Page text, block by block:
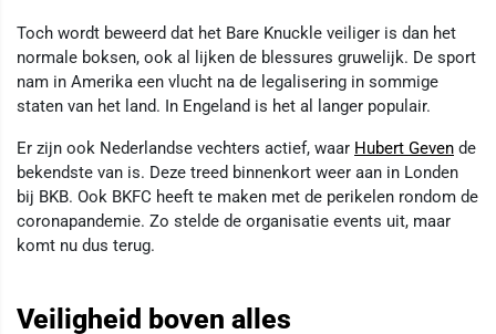
Toch wordt beweerd dat het Bare Knuckle veiliger is dan het
normale boksen, ook al lijken de blessures gruwelijk. De sport
nam in Amerika een vlucht na de legalisering in sommige
staten van het land. In Engeland is het al langer populair.
Er zijn ook Nederlandse vechters actief, waar Hubert Geven de
bekendste van is. Deze treed binnenkort weer aan in Londen
bij BKB. Ook BKFC heeft te maken met de perikelen rondom de
coronapandemie. Zo stelde de organisatie events uit, maar
komt nu dus terug.
Veiligheid boven alles